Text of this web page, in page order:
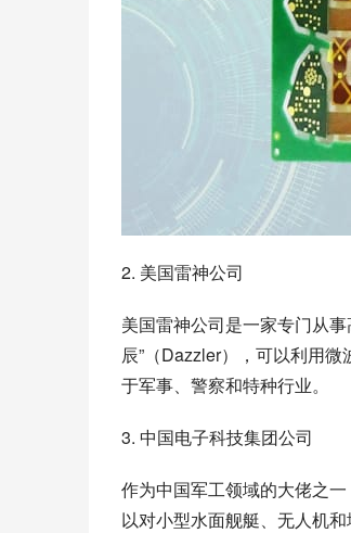
2. 美国雷神公司
美国雷神公司是一家专门从
辰”（Dazzler），可以利用
于军事、警察和特种行业。
3. 中国电子科技集团公司
作为中国军工领域的大佬之
以对小型水面舰艇、无人机